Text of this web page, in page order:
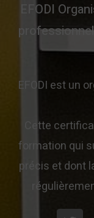
EFODI
EFODI est un
Cette
formation qui
précis et dont